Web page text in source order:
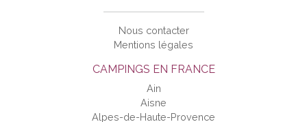
CAMPINGS EN FRANCE
Ain
Aisne
Alpes-de-Haute-Provence
Nous contacter
Mentions légales